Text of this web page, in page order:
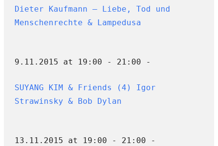
Dieter Kaufmann – Liebe, Tod und
Menschenrechte & Lampedusa
9.11.2015 at 19:00 - 21:00 -
SUYANG KIM & Friends (4) Igor
Strawinsky & Bob Dylan
13.11.2015 at 19:00 - 21:00 -